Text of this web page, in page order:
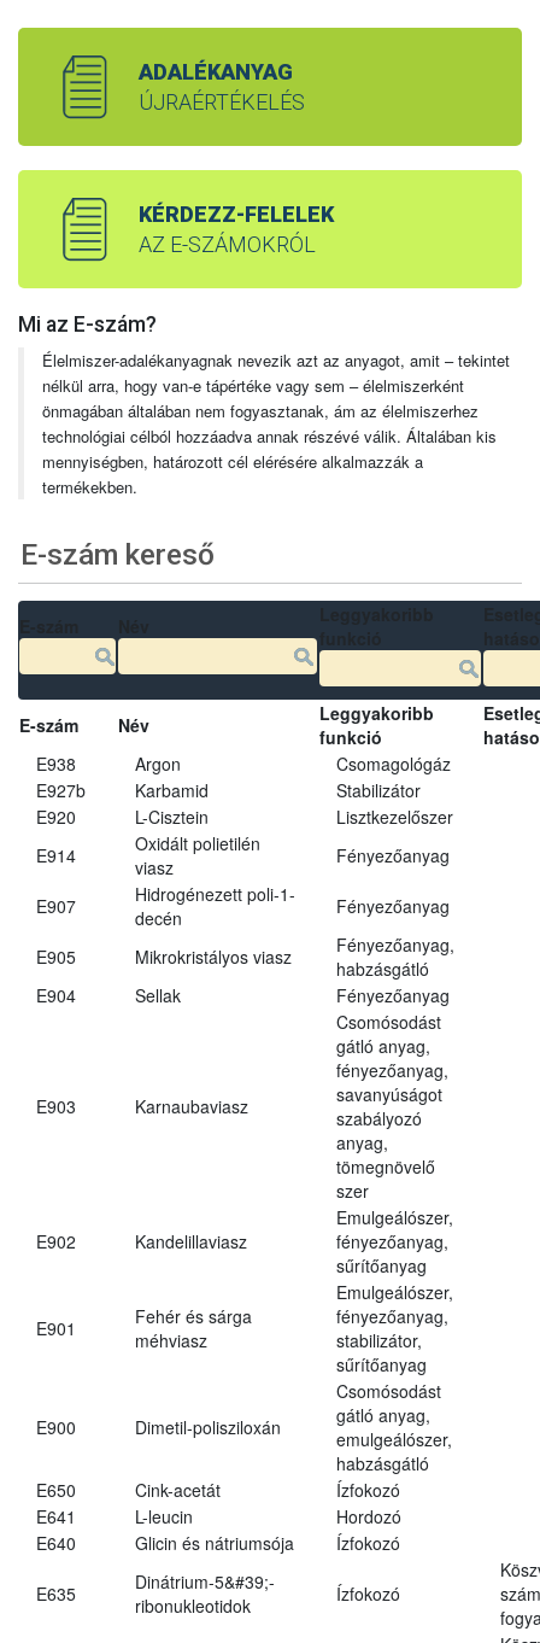
ADALÉKANYAG
ÚJRAÉRTÉKELÉS
KÉRDEZZ-FELELEK
AZ E-SZÁMOKRÓL
Mi az E-szám?
Élelmiszer-adalékanyagnak nevezik azt az anyagot, amit – tekintet
nélkül arra, hogy van-e tápértéke vagy sem – élelmiszerként
önmagában általában nem fogyasztanak, ám az élelmiszerhez
technológiai célból hozzáadva annak részévé válik. Általában kis
mennyiségben, határozott cél elérésére alkalmazzák a
termékekben.
E-szám kereső
E-szám Név
Leggyakoribb
funkció
E938
Argon
Csomagológáz
E927b
Karbamid
Stabilizátor
E920
L-Cisztein
Lisztkezelőszer
E914
Oxidált polietilén
viasz
Fényezőanyag
E907
Hidrogénezett poli-1-
decén
Fényezőanyag
E905 Mikrokristályos viasz
Fényezőanyag,
habzásgátló
E904
Sellak Fényezőanyag
E903 Karnaubaviasz
Csomósodást
gátló anyag,
fényezőanyag,
savanyúságot
szabályozó
anyag,
tömegnövelő
szer
E902 Kandelillaviasz
Emulgeálószer,
fényezőanyag,
sűrítőanyag
E901
Fehér és sárga
méhviasz
Emulgeálószer,
fényezőanyag,
stabilizátor,
sűrítőanyag
E900 Dimetil-polisziloxán
Csomósodást
gátló anyag,
emulgeálószer,
habzásgátló
E650
Cink-acetát
Ízfokozó
E641
L-leucin
Hordozó
E640
Glicin és nátriumsója Ízfokozó
E635
Dinátrium-5&#39;-
ribonukleotidok
Ízfokozó